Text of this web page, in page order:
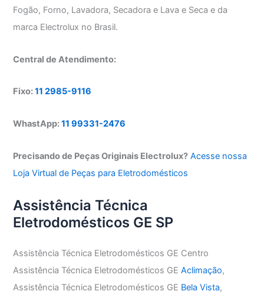
Fogão, Forno, Lavadora, Secadora e Lava e Seca e da
marca Electrolux no Brasil.
Central de Atendimento:
Fixo:11 2985-9116
WhastApp:11 99331-2476
Precisando de Peças Originais Electrolux? Acesse nossa
Loja Virtual de Peças para Eletrodomésticos
Assistência Técnica
Eletrodomésticos GE SP
Assistência Técnica Eletrodomésticos GE Centro
Assistência Técnica Eletrodomésticos GEAclimação,
Assistência Técnica Eletrodomésticos GE Bela Vista,